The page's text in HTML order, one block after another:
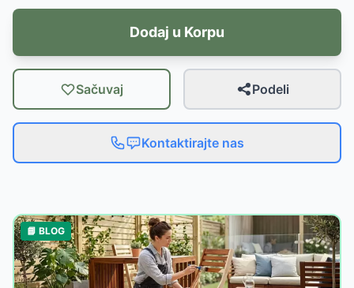
Dodaj u Korpu
Sačuvaj Podeli
Kontaktirajte nas
📘 BLOG